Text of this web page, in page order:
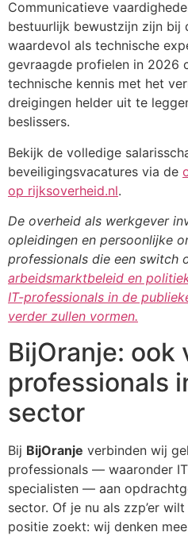
Communicatieve
bestuurlijk bewustzijn zijn bij
waardevol als technische
gevraagde profielen in 2026
technische kennis met het
dreigingen helder uit te
beslissers.
Bekijk de volledige
beveiligingsvacatures via de
op rijksoverheid.nl.
De overheid als werkgever
opleidingen en persoonlijke
professionals die een switch
arbeidsmarktbeleid en
IT-professionals in de
verder zullen vormen.
BijOranje: ook
professionals
sector
Bij BijOranje verbinden wij
professionals — waaronder
specialisten — aan
sector. Of je nu als zzp’er
positie zoekt: wij denken